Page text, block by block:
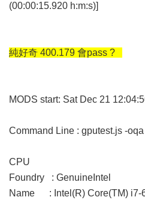
(00:00:15.920 h:m:s)]
純好奇 400.179 會pass ?
MODS start: Sat Dec 21
Command Line : gputest.js -
CPU
Foundry : GenuineIntel
Name : Intel(R) Core(TM) i7-